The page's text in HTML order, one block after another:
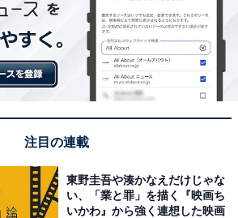
までのシリーズを踏襲したもので、
いうこともあり、生徒同士で交際す
を裏切る生徒など、シリーズの中で
注目の連載
東野圭吾や湊かなえだけじゃな
い、「業と罪」を描く『映画ち
いかわ』から強く連想した映画